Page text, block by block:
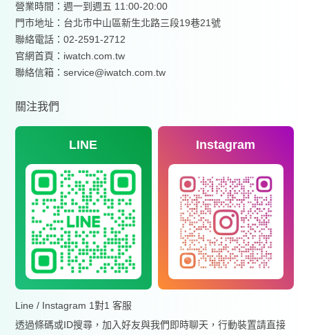
營業時間：週一到週五 11:00-20:00
門市地址：台北市中山區新生北路三段19巷21號
聯絡電話：02-2591-2712
官網首頁： iwatch.com.tw
聯絡信箱：service@iwatch.com.tw
關注我們
LINE Instagram
Line / Instagram 1對1 客服
透過條碼或ID搜尋，加入好友與我們即時聊天，行動裝置請直接